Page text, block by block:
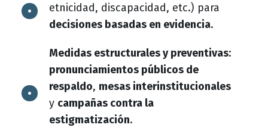
etnicidad, discapacidad, etc.) para
decisiones basadas en evidencia.
Medidas estructurales y preventivas:
pronunciamientos públicos de
respaldo, mesas interinstitucionales
y campañas contra la
estigmatización.